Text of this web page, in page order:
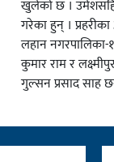
खुलेको छ ।
गरेका हुन् ।
लहान
कुमार राम र
गुल्सन प्रसाद साह